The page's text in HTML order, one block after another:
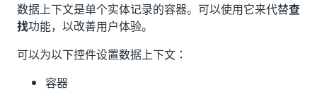
数据上下文是单个实体记录的容器。可以使用它来代替查
找功能，以改善用户体验。
可以为以下控件设置数据上下文：
容器